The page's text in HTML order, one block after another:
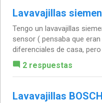
Lavavajillas
Tengo un lavavajillas
sensor ( pensaba que
diferenciales de casa,
2 respuestas
Lavavajillas